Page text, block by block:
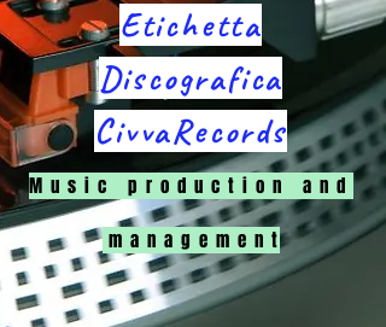
Etichetta
Discografica
CivvaRecords
M u s i c p r o d u c t i o n a n d
m a n a g e m e n t